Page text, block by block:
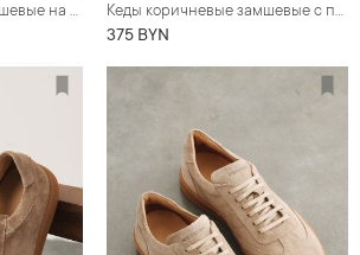
Кеды коричневые замшевые на светло-коричневой подошве Кеды коричневые замшевые с перфорацией
375 BYN